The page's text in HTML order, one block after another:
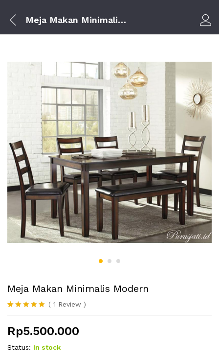
Meja Makan Minimalis Modern
Meja Makan Minimalis Modern
Peringkat
berdasarka
1
penilaian
pelanggan
( 1 Review )
Rp5.500.000
Status: In stock